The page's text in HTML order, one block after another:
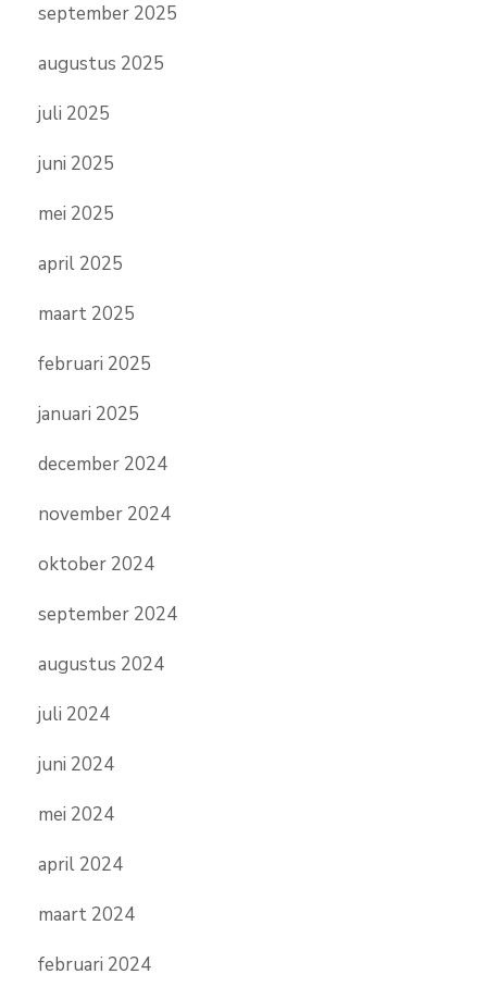
september 2025
augustus 2025
juli 2025
juni 2025
mei 2025
april 2025
maart 2025
februari 2025
januari 2025
december 2024
november 2024
oktober 2024
september 2024
augustus 2024
juli 2024
juni 2024
mei 2024
april 2024
maart 2024
februari 2024